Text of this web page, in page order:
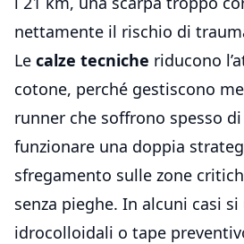
nettamente il rischio di
Le calze tecniche riducono
cotone, perché gestiscono
runner che soffrono spesso
funzionare una doppia
sfregamento sulle zone
senza pieghe. In alcuni casi
idrocolloidali o tape